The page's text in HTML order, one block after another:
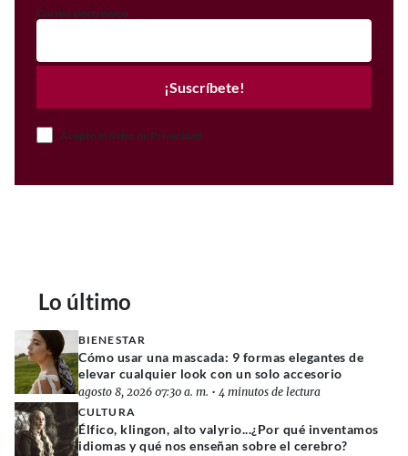
Correo electrónico
¡Suscríbete!
Acepto el Aviso de Privacidad
Lo último
BIENESTAR
Cómo usar una mascada: 9 formas elegantes de
elevar cualquier look con un solo accesorio
agosto 8, 2026 07:30 a. m. • 4 minutos de lectura
CULTURA
Élfico, klingon, alto valyrio...¿Por qué inventamos
idiomas y qué nos enseñan sobre el cerebro?